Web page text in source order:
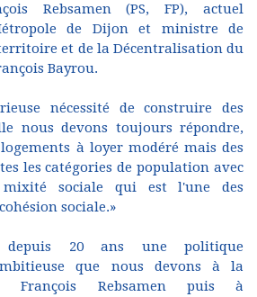
Rebsamen (PS, FP), actuel
de Dijon et ministre de
et de la Décentralisation du
Bayrou.
nécessité de construire des
nous devons toujours répondre,
à loyer modéré mais des
les catégories de population avec
sociale qui est l'une des
sociale.»
20 ans une politique
que nous devons à la
François Rebsamen puis à